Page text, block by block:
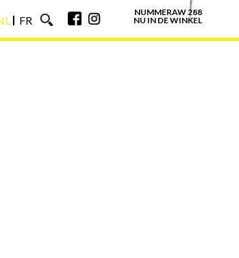
FR
NUMMERAW 288
NU IN DE WINKEL